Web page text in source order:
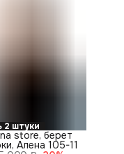
2 штуки
store, берет
Алена 105-11